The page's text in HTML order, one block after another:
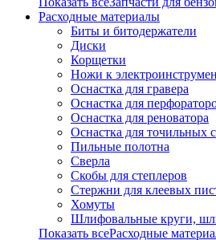
Расходные материалы
Биты и битодержатели
Диски
Корщетки
Ножи к
Оснастка для гравера
Оснастка для
Оснастка для реноватора
Оснастка для точильных
Пильные полотна
Сверла
Скобы для степлеров
Стержни для клеевых
Хомуты
Шлифовальные круги,
Показать всеРасходные